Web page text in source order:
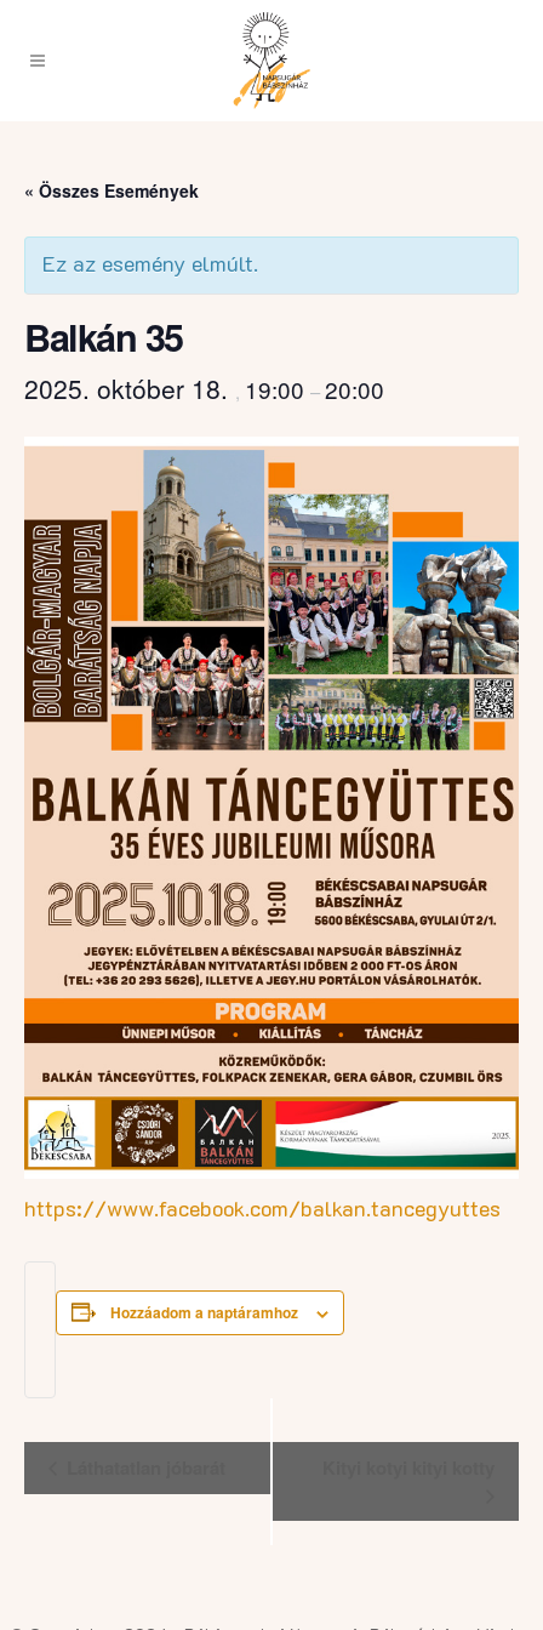
« Összes Események
Ez az esemény elmúlt.
Balkán 35
2025. október 18. , 19:00 –20:00
https://www.facebook.com/balkan.tancegyuttes
Hozzáadom a naptáramhoz
Esemény